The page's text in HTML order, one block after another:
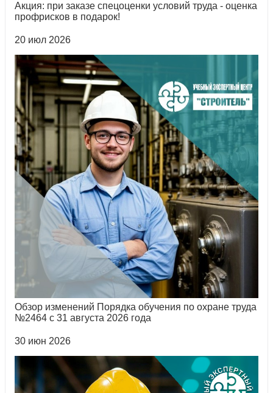
Акция: при заказе спецоценки условий труда - оценка
профрисков в подарок!
20 июл 2026
Обзор изменений Порядка обучения по охране труда
№2464 с 31 августа 2026 года
30 июн 2026